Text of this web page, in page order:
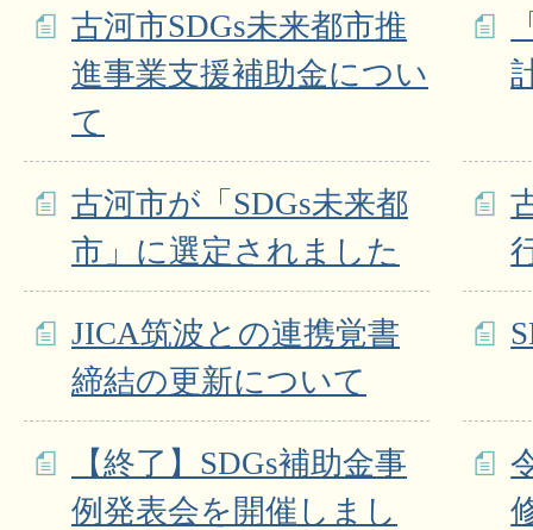
古河市SDGs未来都市推
進事業支援補助金につい
て
古河市が「SDGs未来都
市」に選定されました
JICA筑波との連携覚書
締結の更新について
【終了】SDGs補助金事
例発表会を開催しまし